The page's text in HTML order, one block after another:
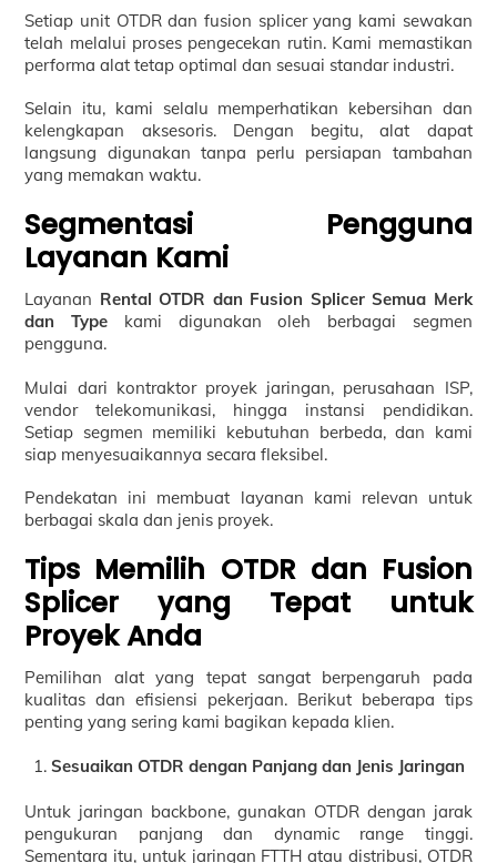
Setiap unit OTDR dan fusion splicer yang kami sewakan
telah melalui proses pengecekan rutin. Kami memastikan
performa alat tetap optimal dan sesuai standar industri.
Selain itu, kami selalu memperhatikan kebersihan dan
kelengkapan aksesoris. Dengan begitu, alat dapat
langsung digunakan tanpa perlu persiapan tambahan
yang memakan waktu.
Segmentasi Pengguna
Layanan Kami
Layanan Rental OTDR dan Fusion Splicer Semua Merk
dan Type kami digunakan oleh berbagai segmen
pengguna.
Mulai dari kontraktor proyek jaringan, perusahaan ISP,
vendor telekomunikasi, hingga instansi pendidikan.
Setiap segmen memiliki kebutuhan berbeda, dan kami
siap menyesuaikannya secara fleksibel.
Pendekatan ini membuat layanan kami relevan untuk
berbagai skala dan jenis proyek.
Tips Memilih OTDR dan Fusion
Splicer yang Tepat untuk
Proyek Anda
Pemilihan alat yang tepat sangat berpengaruh pada
kualitas dan efisiensi pekerjaan. Berikut beberapa tips
penting yang sering kami bagikan kepada klien.
Sesuaikan OTDR dengan Panjang dan Jenis Jaringan
Untuk jaringan backbone, gunakan OTDR dengan jarak
pengukuran panjang dan dynamic range tinggi.
Sementara itu, untuk jaringan FTTH atau distribusi, OTDR